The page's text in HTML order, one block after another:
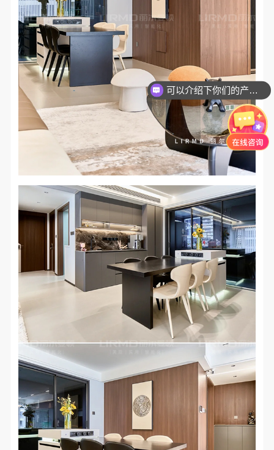
可以介绍下你们的产品么？